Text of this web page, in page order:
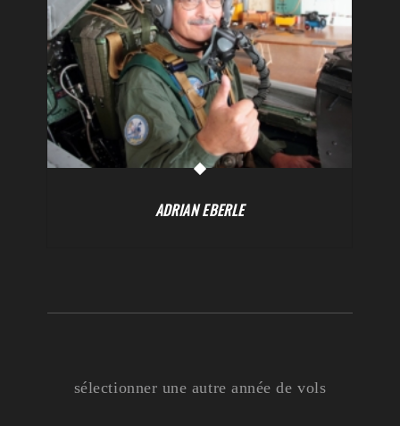
ADRIAN EBERLE
sélectionner une autre année de vols